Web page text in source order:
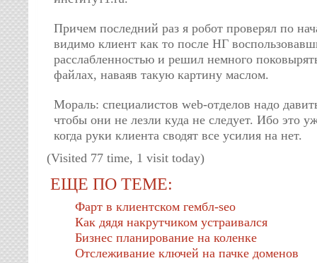
Причем последний раз я робот проверял по
видимо клиент как то после НГ
расслабленностью и решил немного
файлах, наваяв такую картину маслом.
Мораль: специалистов web-отделов надо
чтобы они не лезли куда не следует. Ибо это
когда руки клиента сводят все усилия на нет.
(Visited 77 time, 1 visit today)
ЕЩЕ ПО ТЕМЕ:
Фарт в клиентском гембл-seo
Как дядя накрутчиком устраивался
Бизнес планирование на коленке
Отслеживание ключей на пачке доменов